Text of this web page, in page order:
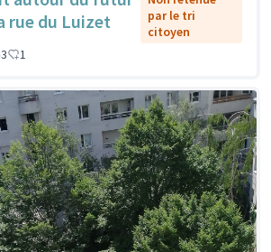
rue du Luizet
par le tri
citoyen
3 1